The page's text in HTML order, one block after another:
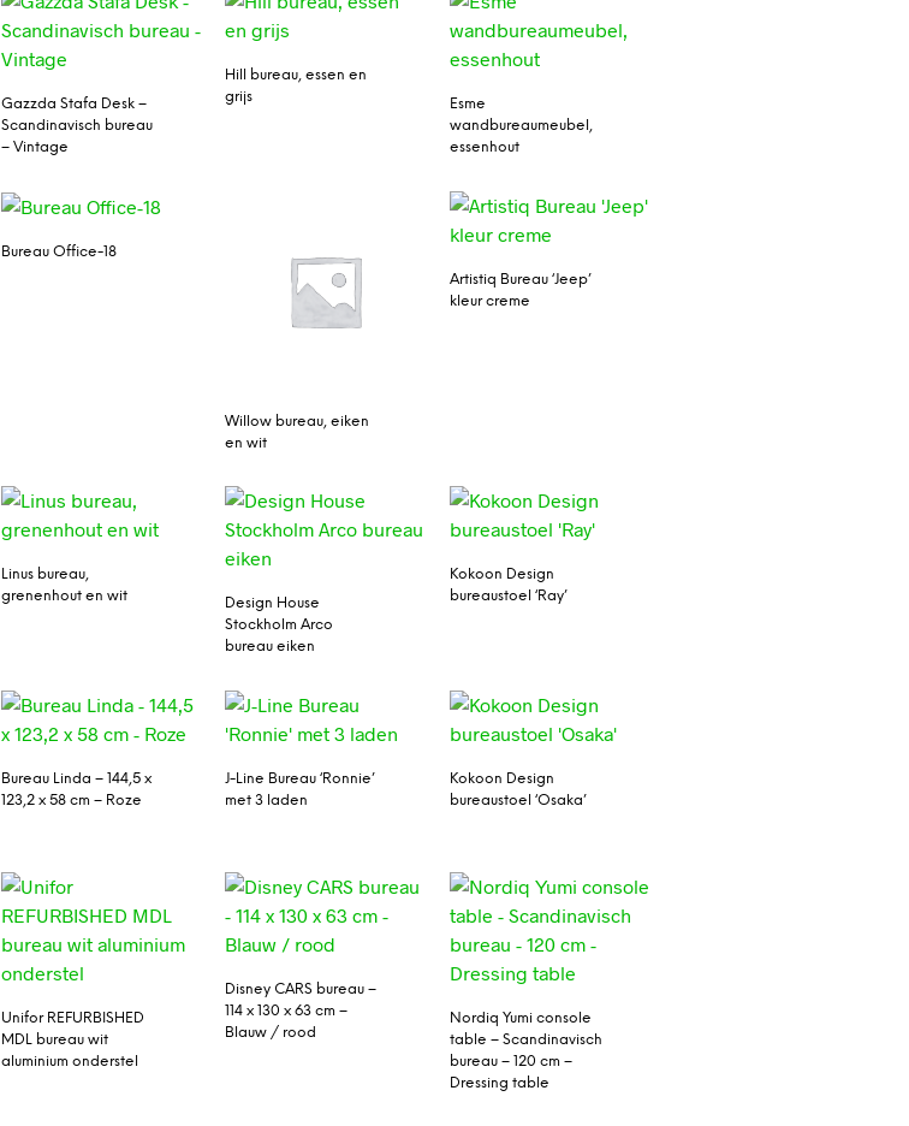
Gazzda Stafa Desk –
Scandinavisch bureau
– Vintage
Hill bureau, essen en
grijs
Esme
wandbureaumeubel,
essenhout
Bureau Office-18
Willow bureau, eiken
en wit
Artistiq Bureau ‘Jeep’
kleur creme
Linus bureau,
grenenhout en wit
Design House
Stockholm Arco
bureau eiken
Kokoon Design
bureaustoel ‘Ray’
Bureau Linda – 144,5 x
123,2 x 58 cm – Roze
J-Line Bureau ‘Ronnie’
met 3 laden
Kokoon Design
bureaustoel ‘Osaka’
Unifor REFURBISHED
MDL bureau wit
aluminium onderstel
Disney CARS bureau –
114 x 130 x 63 cm –
Blauw / rood
Nordiq Yumi console
table – Scandinavisch
bureau – 120 cm –
Dressing table